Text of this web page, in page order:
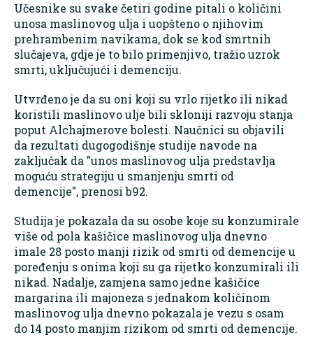
Učesnike su svake četiri godine pitali o količini
unosa maslinovog ulja i uopšteno o njihovim
prehrambenim navikama, dok se kod smrtnih
slučajeva, gdje je to bilo primenjivo, tražio uzrok
smrti, uključujući i demenciju.
Utvrđeno je da su oni koji su vrlo rijetko ili nikad
koristili maslinovo ulje bili skloniji razvoju stanja
poput Alchajmerove bolesti. Naučnici su objavili
da rezultati dugogodišnje studije navode na
zaključak da "unos maslinovog ulja predstavlja
moguću strategiju u smanjenju smrti od
demencije", prenosi b92.
Studija je pokazala da su osobe koje su konzumirale
više od pola kašičice maslinovog ulja dnevno
imale 28 posto manji rizik od smrti od demencije u
poređenju s onima koji su ga rijetko konzumirali ili
nikad. Nadalje, zamjena samo jedne kašičice
margarina ili majoneza s jednakom količinom
maslinovog ulja dnevno pokazala je vezu s osam
do 14 posto manjim rizikom od smrti od demencije.